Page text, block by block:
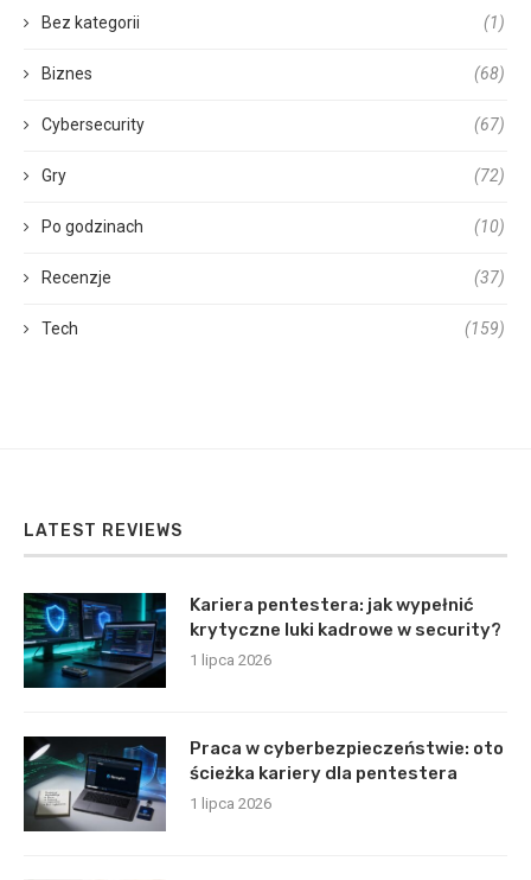
Bez kategorii (1)
Biznes (68)
Cybersecurity (67)
Gry (72)
Po godzinach (10)
Recenzje (37)
Tech (159)
LATEST REVIEWS
Kariera pentestera: jak wypełnić
krytyczne luki kadrowe w security?
1 lipca 2026
Praca w cyberbezpieczeństwie: oto
ścieżka kariery dla pentestera
1 lipca 2026